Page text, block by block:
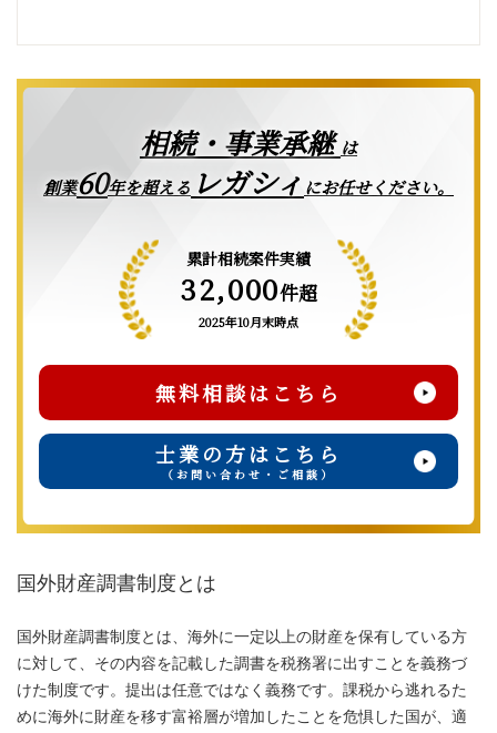
相続・事業承継は
創業60年を超える レガシィ にお任せください。
累計相続案件実績
32,000件超
2025年10月末時点
無料相談はこちら
士業の方はこちら
（お問い合わせ・ご相談）
国外財産調書制度とは
国外財産調書制度とは、海外に一定以上の財産を保有している方
に対して、その内容を記載した調書を税務署に出すことを義務づ
けた制度です。提出は任意ではなく義務です。課税から逃れるた
めに海外に財産を移す富裕層が増加したことを危惧した国が、適